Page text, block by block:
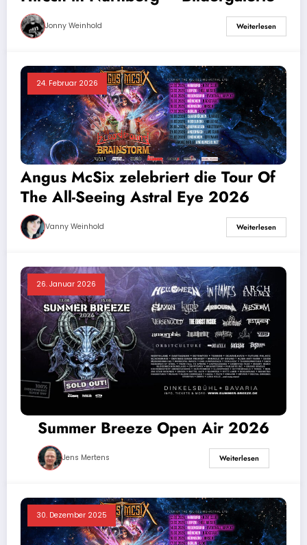
Jonny Weinhold Weiterlesen
24. Februar 2026
Angus McSix zelebriert die Tour Of
The All-Seeing Astral Eye 2026
Vanny Weinhold Weiterlesen
26. Januar 2026
Summer Breeze Open Air 2026
Jens Mertens Weiterlesen
30. Dezember 2025